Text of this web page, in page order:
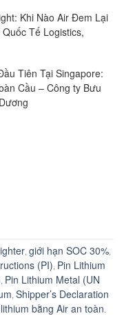
Khi Nào Air Đem Lại
Tế Logistics,
Tiên Tại Singapore:
Cầu – Công ty Bưu
, giới hạn SOC 30%,
(PI) Pin Lithium
Pin Lithium Metal (UN
Shipper’s Declaration
bằng Air an toàn